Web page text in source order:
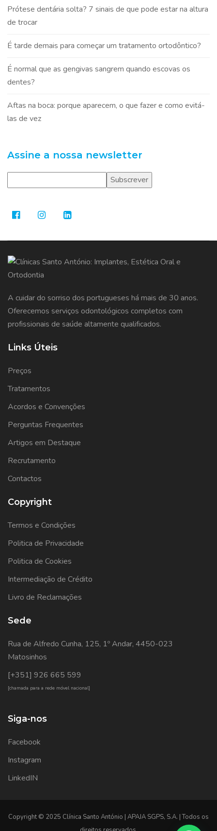
Prótese dentária solta? 7 sinais de que pode estar na altura
de trocar
É tarde demais para começar um tratamento ortodôntico?
É normal que as gengivas sangrem quando escovas os
dentes?
Aftas na boca: porque aparecem, o que fazer e como evitá-
las de vez
Assine a nossa newsletter
A cuidar do sorriso dos portugueses há mais de 30 anos.
Oferecemos serviços odontológicos completos com
profissionais de saúde altamente qualificados.
Links Úteis
Preços
Tratamentos
Acordos e Convenções
Perguntas Frequentes
Artigos em Destaque
Recrutamento
Contactos
Copyright
Termos e Condições
Politica de Privacidade
Politica de Cookies
Intermediação de Crédito
Livro de Reclamações
Sede
Rua de Alfredo Cunha, 125, 1º Andar, 4450-023
Matosinhos
[+351] 926 665 599
[chamada para a rede móvel nacional]
Siga-nos
Facebook
Instagram
LinkedIN
Copyright © 2025 Clínica Santo António | APAJA SGPS, S.A. | Todos os